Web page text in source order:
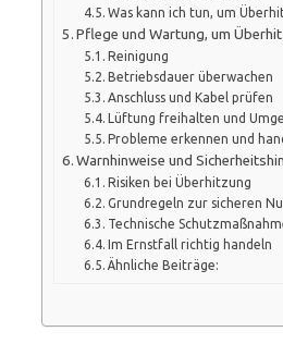
Was kann ich tun, um
Pflege und Wartung, um
Reinigung
Betriebsdauer überwachen
Anschluss und Kabel prüfen
Lüftung freihalten und
Probleme erkennen und
Warnhinweise und
Risiken bei Überhitzung
Grundregeln zur sicheren
Technische
Im Ernstfall richtig handeln
Ähnliche Beiträge: